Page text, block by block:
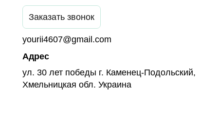
Заказать звонок
yourii4607@gmail.com
Адрес
ул. 30 лет победы г. Каменец-Подольский,
Хмельницкая обл. Украина